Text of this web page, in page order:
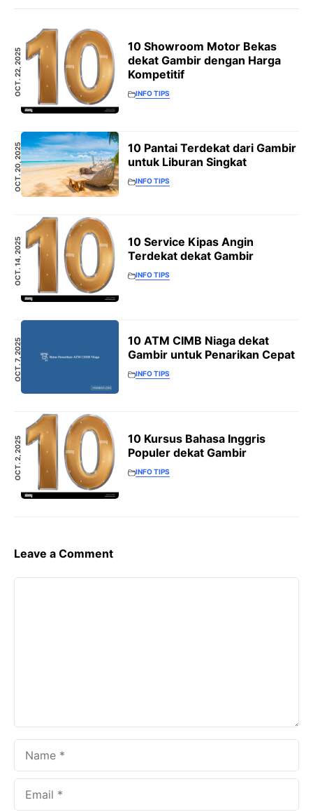
OCT. 22, 2025
10 Showroom Motor Bekas
dekat Gambir dengan Harga
Kompetitif
INFO TIPS
OCT. 20, 2025
10 Pantai Terdekat dari Gambir
untuk Liburan Singkat
INFO TIPS
OCT. 14, 2025
10 Service Kipas Angin
Terdekat dekat Gambir
INFO TIPS
OCT. 7, 2025
10 ATM CIMB Niaga dekat
Gambir untuk Penarikan Cepat
INFO TIPS
OCT. 2, 2025
10 Kursus Bahasa Inggris
Populer dekat Gambir
INFO TIPS
Leave a Comment